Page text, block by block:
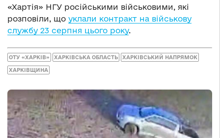
«Хартія» НГУ російськими військовими, які
розповіли, що уклали контракт на військову
службу 23 серпня цього року.
ОТУ «ХАРКІВ» ХАРКІВСЬКА ОБЛАСТЬ ХАРКІВСЬКИЙ НАПРЯМОК
ХАРКІВЩИНА